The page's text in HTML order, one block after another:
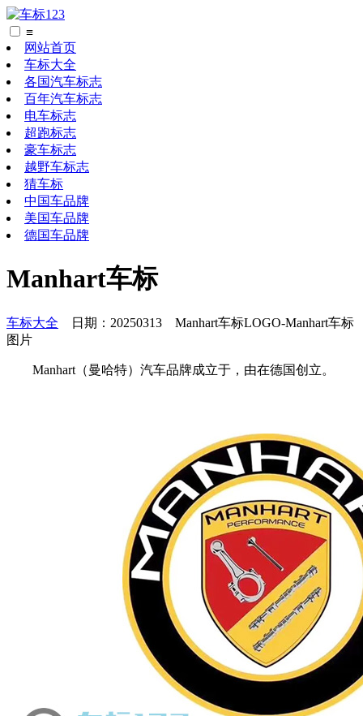
≡
网站首页
车标大全
各国汽车标志
百年汽车标志
电车标志
超跑标志
豪车标志
越野车标志
猜车标
中国车品牌
美国车品牌
德国车品牌
Manhart车标
车标大全
日期：20250313 Manhart车标LOGO-Manhart车标
图片
Manhart（曼哈特）汽车品牌成立于，由在德国创立。